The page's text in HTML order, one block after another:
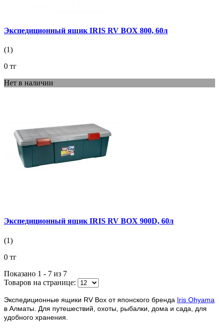
Экспедиционный ящик IRIS RV BOX 800, 60л
(1)
0 тг
Нет в наличии
Экспедиционный ящик IRIS RV BOX 900D, 60л
(1)
0 тг
Показано 1 - 7 из 7
Товаров на странице:
Экспедиционные ящики RV Box от японского бренда Iris Ohyama
в Алматы. Для путешествий, охоты, рыбалки, дома и сада, для
удобного хранения.